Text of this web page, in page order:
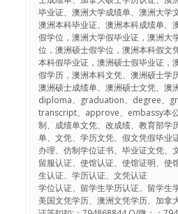
毕业证、澳洲大学成绩单、澳洲大学
澳洲本科毕业证、澳洲本科成绩单、
假学位，澳洲大学假毕业证，澳洲大
位，澳洲硕士假学位，澳洲本科假文
本科假毕业证，澳洲硕士假毕业证，
假学历，澳洲本科文凭、澳洲硕士学
澳洲硕士成绩单、澳洲硕士文凭、澳
diploma、graduation、degree、
transcript、approve、embassy本
制、成绩单文凭、改成绩、教育部学
单、文凭、学历文凭、假文凭假毕业
办理、仿制学位证书、毕业证文凭、
留服认证、使馆认证、使馆证明、使
生认证、学历认证、文凭认证
学位认证、留学生学历认证、留学生
美国文凭学历、澳洲文凭学历、加拿